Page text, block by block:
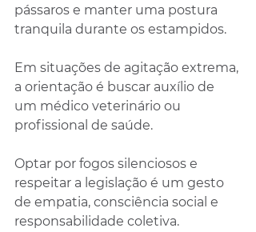
pássaros e manter uma postura
tranquila durante os estampidos.
Em situações de agitação extrema,
a orientação é buscar auxílio de
um médico veterinário ou
profissional de saúde.
Optar por fogos silenciosos e
respeitar a legislação é um gesto
de empatia, consciência social e
responsabilidade coletiva.